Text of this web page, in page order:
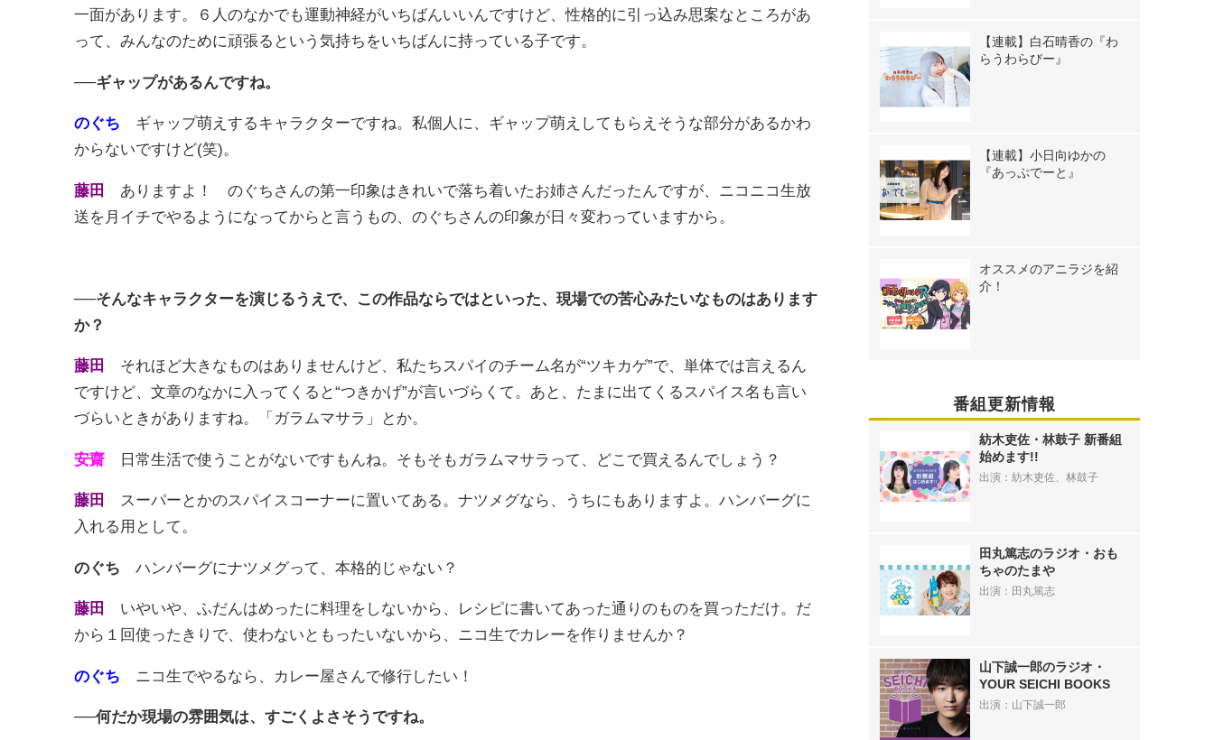
一面があります。６人のなかでも運動神経がいちばんいいんですけど、性格的に引っ込み思案なところがあ
って、みんなのために頑張るという気持ちをいちばんに持っている子です。
──ギャップがあるんですね。
のぐち ギャップ萌えするキャラクターですね。私個人に、ギャップ萌えしてもらえそうな部分があるかわ
からないですけど(笑)。
藤田
ありますよ！ のぐちさんの第一印象はきれいで落ち着いたお姉さんだったんですが、ニコニコ生放
送を月イチでやるようになってからと言うもの、のぐちさんの印象が日々変わっていますから。
──そんなキャラクターを演じるうえで、この作品ならではといった、現場での苦心みたいなものはあります
か？
藤田
それほど大きなものはありませんけど、私たちスパイのチーム名が“ツキカゲ”で、単体では言えるん
ですけど、文章のなかに入ってくると“つきかげ”が言いづらくて。あと、たまに出てくるスパイス名も言い
づらいときがありますね。「ガラムマサラ」とか。
安齋 日常生活で使うことがないですもんね。そもそもガラムマサラって、どこで買えるんでしょう？
藤田
スーパーとかのスパイスコーナーに置いてある。ナツメグなら、うちにもありますよ。ハンバーグに
入れる用として。
のぐち ハンバーグにナツメグって、本格的じゃない？
藤田
いやいや、ふだんはめったに料理をしないから、レシピに書いてあった通りのものを買っただけ。だ
から１回使ったきりで、使わないともったいないから、ニコ生でカレーを作りませんか？
のぐち ニコ生でやるなら、カレー屋さんで修行したい！
──何だか現場の雰囲気は、すごくよさそうですね。
【連載】白石晴香の『わ
らうわらびー』
【連載】小日向ゆかの
『あっぷでーと』
オススメのアニラジを紹
介！
番組更新情報
紡木吏佐・林鼓子 新番組
始めます!!
出演：紡木吏佐、林鼓子
田丸篤志のラジオ・おも
ちゃのたまや
出演：田丸篤志
山下誠一郎のラジオ・
YOUR SEICHI BOOKS
出演：山下誠一郎